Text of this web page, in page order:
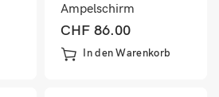
Ampelschirm
Sonnenschirmbezug
3,5×3,5m türkis
CHF 86.00
In den Warenkorb